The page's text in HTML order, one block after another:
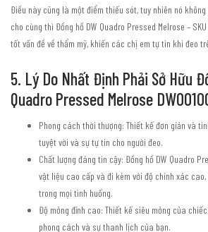
Điều này cũng là một điểm thiếu sót, tuy nhiên nó
cho cùng thì Đồng hồ DW Quadro Pressed Melrose –
tốt vấn đề về thẩm mỹ, khiến các chị em tự tin khi đeo
5. Lý Do Nhất Định Phải Sở Hữu
Quadro Pressed Melrose
Phong cách thời thượng: Thiết kế đơn giản và
tuyệt vời và sự tự tin cho người đeo.
Chất lượng đáng tin cậy: Đồng hồ DW Quadro
vật liệu cao cấp và đi kèm với độ chính xác
trong mọi tình huống.
Độ mỏng đỉnh cao: Thiết kế siêu mỏng của
phong cách và sự thanh lịch của bạn.